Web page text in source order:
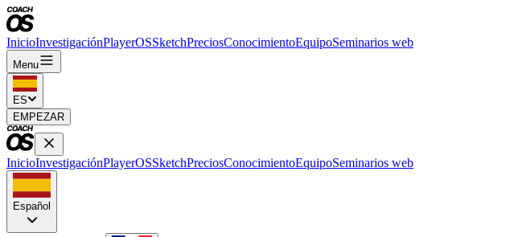
InicioInvestigaciónPlayerOSSketchPreciosConocimientoEquipoSeminarios web
Menu
ES
EMPEZAR
InicioInvestigaciónPlayerOSSketchPreciosConocimientoEquipoSeminarios web
Español